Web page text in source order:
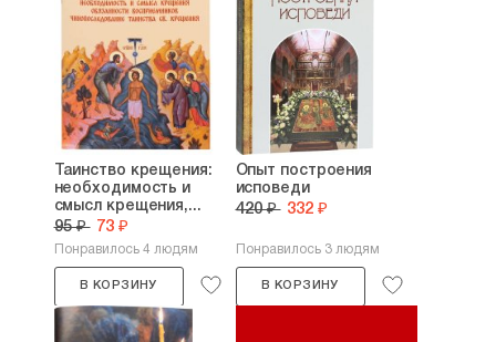
Таинство крещения:
необходимость и
смысл крещения,...
95 ₽ 73 ₽
Понравилось 4 людям
В КОРЗИНУ
Опыт построения
исповеди
420 ₽ 332 ₽
Понравилось 3 людям
В КОРЗИНУ